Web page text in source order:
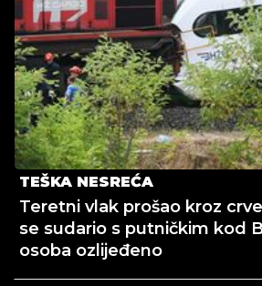
TEŠKA NESREĆA
Teretni vlak prošao kroz
se sudario s putničkim kod
osoba ozlijeđeno